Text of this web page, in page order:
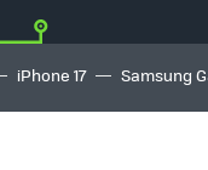
iPhone 17 Samsung